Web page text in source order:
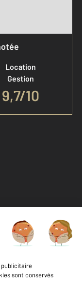
Location
Gestion
9,7/10